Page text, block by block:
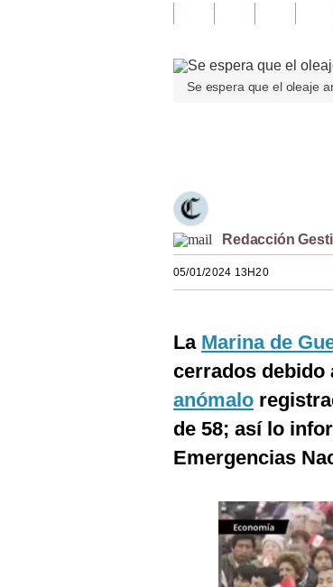
Se espera que el oleaje
Redacción
05/01/2024 13H20
La Marina de
cerrados debido
anómalo
de 58; así lo
Emergencias